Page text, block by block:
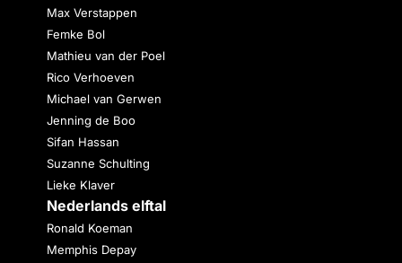
Max Verstappen
Femke Bol
Mathieu van der Poel
Rico Verhoeven
Michael van Gerwen
Jenning de Boo
Sifan Hassan
Suzanne Schulting
Lieke Klaver
Nederlands elftal
Ronald Koeman
Memphis Depay